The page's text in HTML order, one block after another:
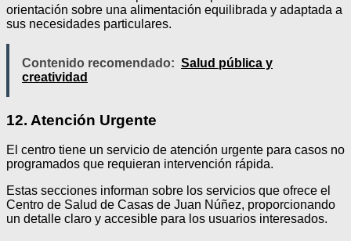
orientación sobre una alimentación equilibrada y adaptada a
sus necesidades particulares.
Contenido recomendado: Salud pública y
creatividad
12. Atención Urgente
El centro tiene un servicio de atención urgente para casos no
programados que requieran intervención rápida.
Estas secciones informan sobre los servicios que ofrece el
Centro de Salud de Casas de Juan Núñez, proporcionando
un detalle claro y accesible para los usuarios interesados.